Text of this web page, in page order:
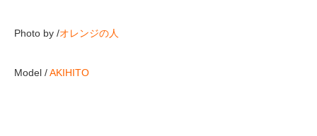
Photo by /オレンジの人
Model /AKIHITO